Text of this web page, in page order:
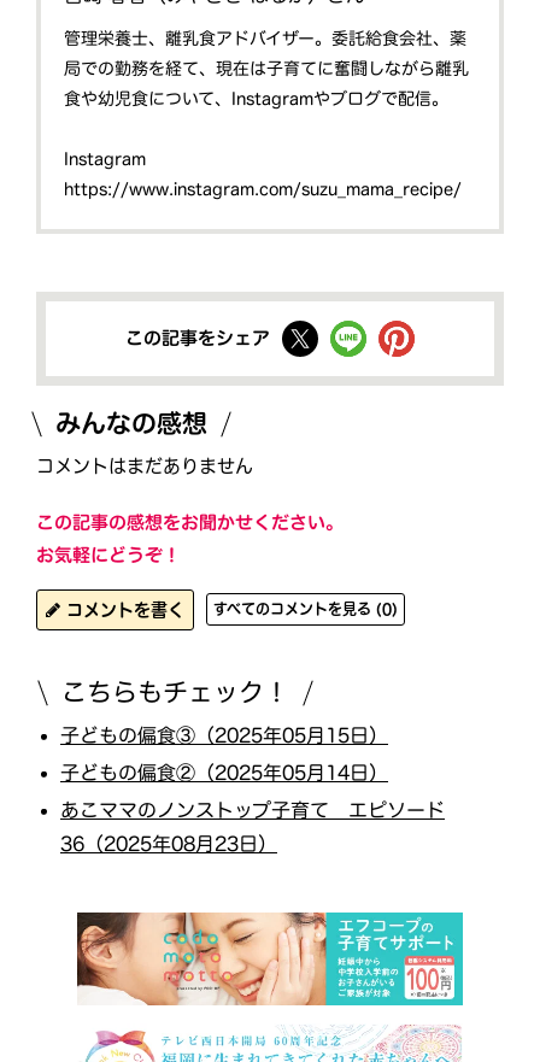
管理栄養士、離乳食アドバイザー。委託給食会社、薬
局での勤務を経て、現在は子育てに奮闘しながら離乳
食や幼児食について、Instagramやブログで配信。
Instagram
https://www.instagram.com/suzu_mama_recipe/
この記事をシェア
みんなの感想
コメントはまだありません
この記事の感想をお聞かせください。
お気軽にどうぞ！
コメントを書く すべてのコメントを見る (0)
こちらもチェック！
子どもの偏食③（2025年05月15日）
子どもの偏食②（2025年05月14日）
あこママのノンストップ子育て エピソード
36（2025年08月23日）